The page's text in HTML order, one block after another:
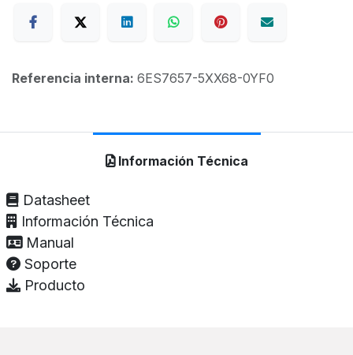
Referencia interna: 6ES7657-5XX68-0YF0
Información Técnica
Datasheet
Información Técnica
Manual
Soporte
Producto